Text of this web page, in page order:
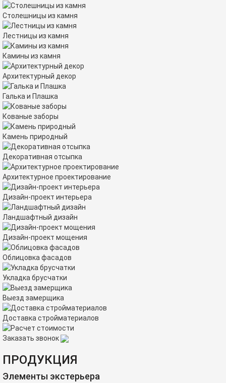
Столешницы из камня
Лестницы из камня
Камины из камня
Архитектурный декор
Галька и Плашка
Кованые заборы
Камень природный
Декоративная отсыпка
Архитектурное проектирование
Дизайн-проект интерьера
Ландшафтный дизайн
Дизайн-проект мощения
Облицовка фасадов
Укладка брусчатки
Выезд замерщика
Доставка стройматериалов
Заказать звонок
ПРОДУКЦИЯ
Элементы экстерьера